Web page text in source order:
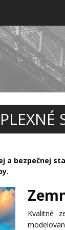
bezpečnej
Kvalitné